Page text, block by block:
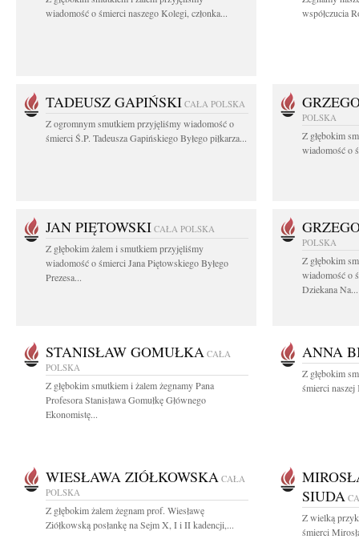
wiadomość o śmierci naszego Kolegi, członka...
współczucia
TADEUSZ GAPIŃSKI CAŁA POLSKA
Z ogromnym smutkiem przyjęliśmy wiadomość o
śmierci Ś.P. Tadeusza Gapińskiego Byłego piłkarza...
POLSKA
Z głębokim
wiadomość o
JAN PIĘTOWSKI CAŁA POLSKA
Z głębokim żalem i smutkiem przyjęliśmy
wiadomość o śmierci Jana Piętowskiego Byłego
Prezesa...
POLSKA
Z głębokim
wiadomość o
Dziekana Na...
STANISŁAW GOMUŁKA CAŁA
POLSKA
Z głębokim smutkiem i żalem żegnamy Pana
Profesora Stanisława Gomułkę Głównego
Ekonomistę...
ANNA
Z głębokim
śmierci
WIESŁAWA ZIÓŁKOWSKA CAŁA
POLSKA
Z głębokim żalem żegnam prof. Wiesławę
Ziółkowską posłankę na Sejm X, I i II kadencji,...
SIUDA
Z wielką
śmierci